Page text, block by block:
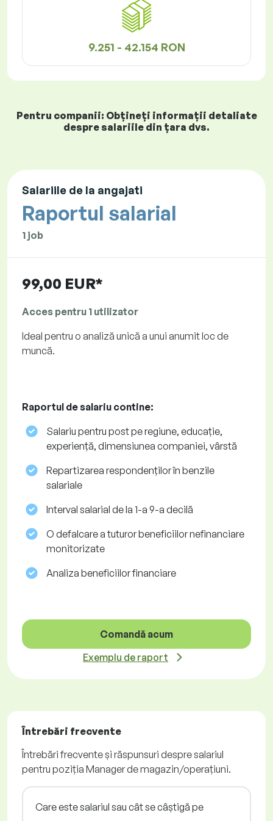
9.251 - 42.154 RON
Pentru companii: Obțineți informații detaliate
despre salariile din țara dvs.
Salariile de la angajati
Raportul salarial
1 job
99,00 EUR*
Acces pentru 1 utilizator
Ideal pentru o analiză unică a unui anumit loc de
muncă.
Raportul de salariu contine:
Salariu pentru post pe regiune, educație,
experiență, dimensiunea companiei, vârstă
Repartizarea respondenților în benzile
salariale
Interval salarial de la 1-a 9-a decilă
O defalcare a tuturor beneficiilor nefinanciare
monitorizate
Analiza beneficiilor financiare
Comandă acum
Exemplu de raport
Întrebări frecvente
Întrebări frecvente și răspunsuri despre salariul
pentru poziția Manager de magazin/operațiuni.
Care este salariul sau cât se câștigă pe